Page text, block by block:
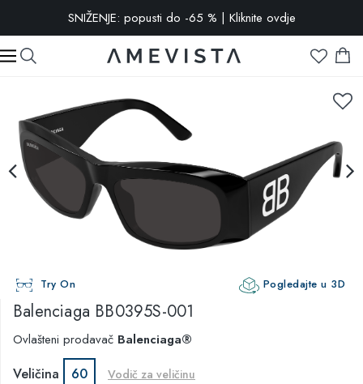
SNIŽENJE: popusti do -65 % | Kliknite ovdje
-10% popusta na sve naočale s dioptrijskim staklima | Kod:
VISION10
Try On Pogledajte u 3D
Balenciaga BB0395S-001
Ovlašteni prodavač Balenciaga®
Veličina 60 Vodič za veličinu